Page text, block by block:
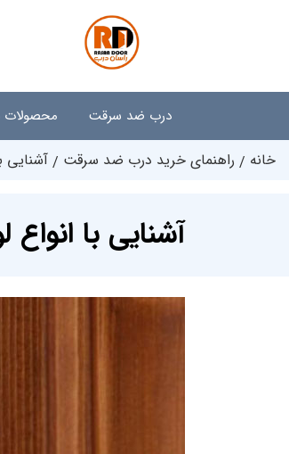
درب ضد سرقت محصولات
خانه راهنمای خرید درب ضد سرقت آشنایی
آشنایی با